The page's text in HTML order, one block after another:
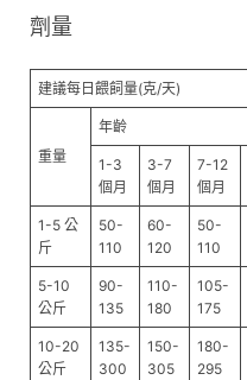
劑量
建議每日餵飼量(克/天)
重量
年齡
1-3
個月
3-7
個月
7-12
個月
1-5 公
斤
50-
110
60-
120
50-
110
5-10
公斤
90-
135
110-
180
105-
175
10-20
公斤
135-
300
150-
305
180-
295